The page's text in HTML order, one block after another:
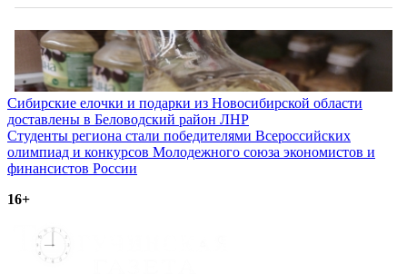
Навигация
по
записям
Сибирские елочки и подарки из Новосибирской области
доставлены в Беловодский район ЛНР
Студенты региона стали победителями Всероссийских
олимпиад и конкурсов Молодежного союза экономистов и
финансистов России
16+